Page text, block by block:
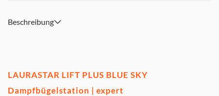
Kalkschutzkartusche (1x), Schutzsohle für empfindliche
Beschreibung
LAURASTAR LIFT PLUS BLUE SKY
Dampfbügelstation | expert